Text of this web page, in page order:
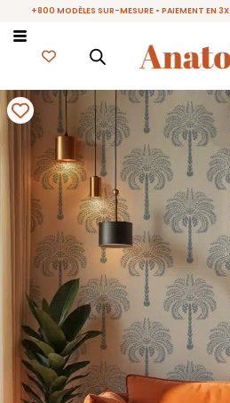
+800 MODÈLES SUR-MESURE • PAIEMENT EN 3X